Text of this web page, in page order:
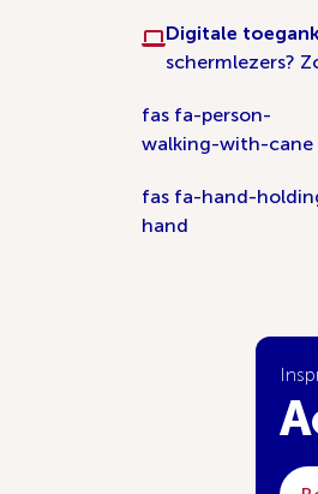
Digitale
schermlezers?
fas fa-person-
walking-with-cane
fas fa-hand-
hand